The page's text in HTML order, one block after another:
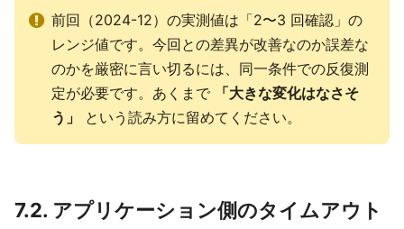
前回（2024-12）の実測値は「2〜3 回確認」の
レンジ値です。今回との差異が改善なのか誤差な
のかを厳密に言い切るには、同一条件での反復測
定が必要です。あくまで
「大きな変化はなさそ
う」
という読み方に留めてください。
7.2. アプリケーション側のタイムアウト